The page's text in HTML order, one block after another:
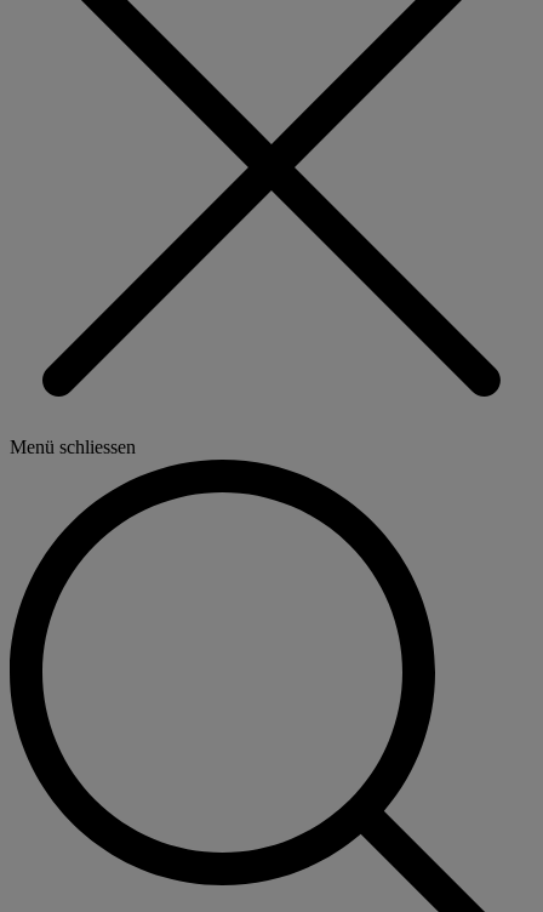
Menü schliessen